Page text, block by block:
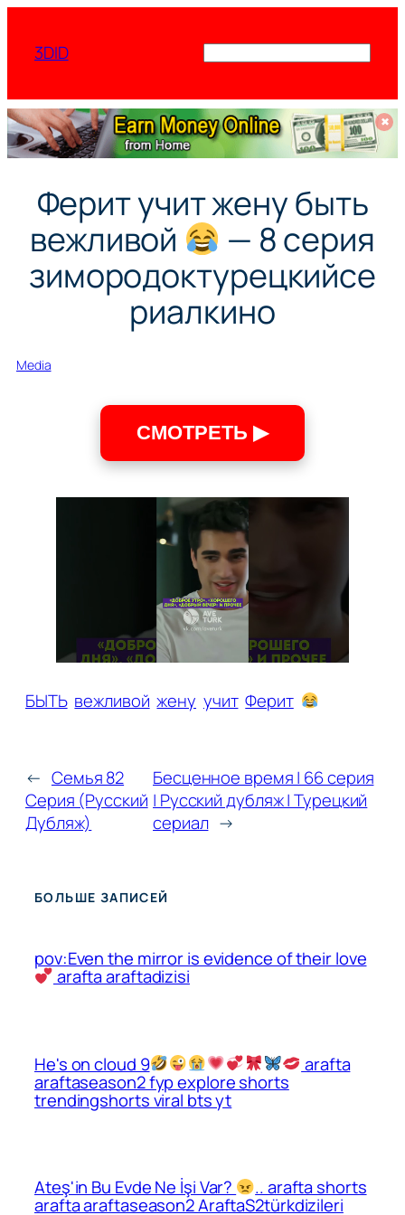
содержимому
3DID
✖
Ферит учит жену быть
вежливой
— 8 серия
зимородоктурецкийсе
риалкино
Media
СМОТРЕТЬ ▶
БЫТЬ вежливой жену учит Ферит
← Семья 82
Серия (Русский
Дубляж)
Бесценное время | 66 серия
| Русский дубляж | Турецкий
сериал →
БОЛЬШЕ ЗАПИСЕЙ
pov:Even the mirror is evidence of their love
arafta araftadizisi
He's on cloud 9 arafta
araftaseason2 fyp explore shorts
trendingshorts viral bts yt
Ateş'in Bu Evde Ne İşi Var? .. arafta shorts
arafta araftaseason2 AraftaS2türkdizileri